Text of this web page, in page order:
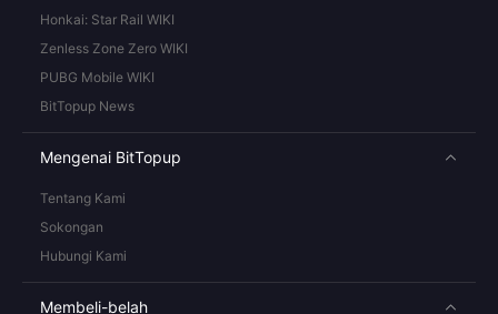
Honkai: Star Rail WIKI
Zenless Zone Zero WIKI
PUBG Mobile WIKI
BitTopup News
Mengenai BitTopup
Tentang Kami
Sokongan
Hubungi Kami
Membeli-belah